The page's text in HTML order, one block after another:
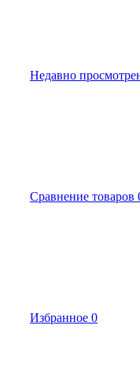
Недавно
Сравнение товаров
Избранное 0